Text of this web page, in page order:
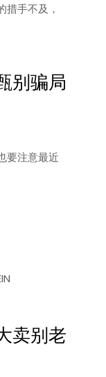
措手不及，
别骗局
要注意最近
卖别老